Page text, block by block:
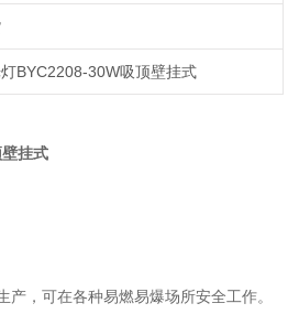
BYC2208-30W吸顶壁挂式
挂式
产，可在各种易燃易爆场所安全工作。